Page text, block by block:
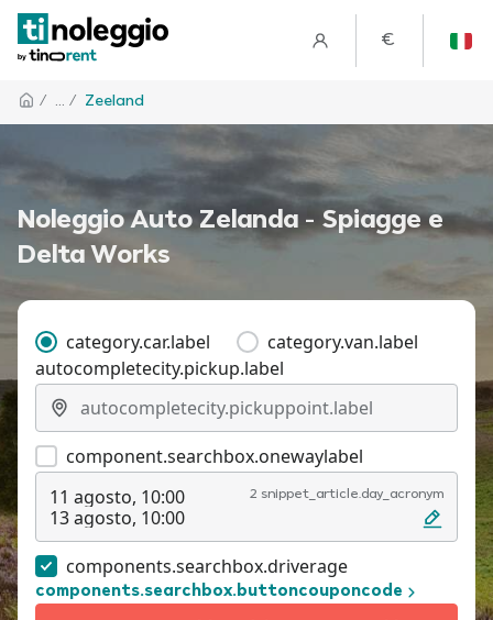
€
/ ... / Zeeland
Noleggio Auto Zelanda - Spiagge e
Delta Works
category.car.label
category.van.label
autocompletecity.pickup.label
component.searchbox.onewaylabel
11 agosto, 10:00
13 agosto, 10:00
2 snippet_article.day_acronym
components.searchbox.driverage
components.searchbox.buttoncouponcode